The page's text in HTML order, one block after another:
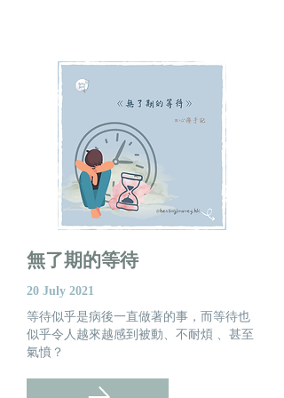
​無了期的等待
20 July 2021
等待似乎是病後一直做著的事，而等待也
似乎令人越來越感到被動、不耐煩 、甚至
氣憤？